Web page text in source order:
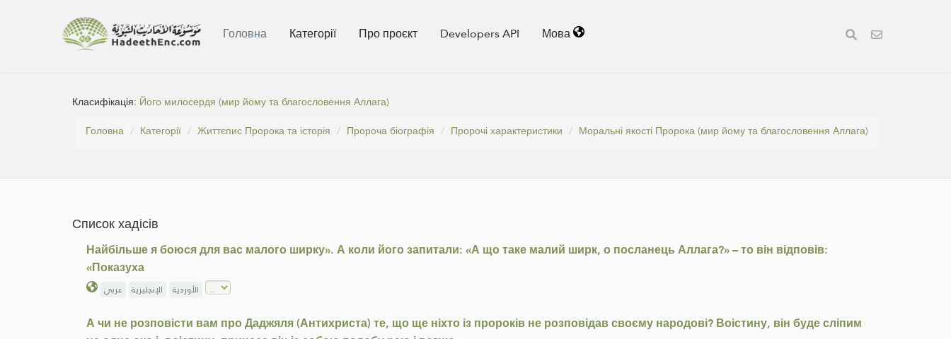
Головна Категорії Про проєкт Developers API Мова
Класифікація: Його милосердя (мир йому та благословення Аллага)
Головна
Категорії Життєпис Пророка та історія Пророча біографія Пророчі характеристики Моральні якості Пророка (мир йому та благословення Аллага)
Список хадісів
Найбільше я боюся для вас малого ширку». А коли його запитали: «А що таке малий ширк, о посланець Аллага?» – то він відповів:
«Показуха
عربي الإنجليزية الأوردية
А чи не розповісти вам про Даджяля (Антихриста) те, що ще ніхто із пророків не розповідав своєму народові? Воістину, він буде сліпим